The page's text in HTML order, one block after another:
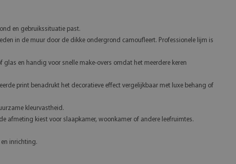
en gebruikssituatie past.
in de muur door de dikke ondergrond camoufleert. Professionele lijm is
en handig voor snelle make-overs omdat het meerdere keren
print benadrukt het decoratieve effect vergelijkbaar met luxe behang of
kleurvastheid.
afmeting kiest voor slaapkamer, woonkamer of andere leefruimtes.
inrichting.